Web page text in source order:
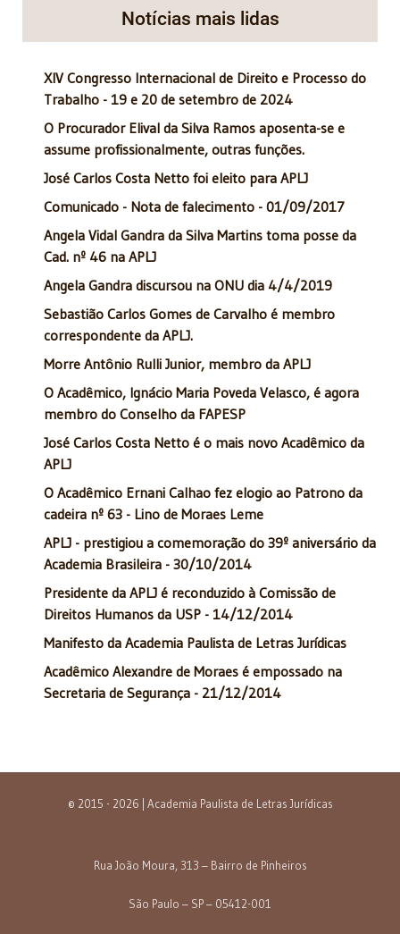
Notícias mais lidas
XIV Congresso Internacional de Direito e Processo do
Trabalho - 19 e 20 de setembro de 2024
O Procurador Elival da Silva Ramos aposenta-se e
assume profissionalmente, outras funções.
José Carlos Costa Netto foi eleito para APLJ
Comunicado - Nota de falecimento - 01/09/2017
Angela Vidal Gandra da Silva Martins toma posse da
Cad. nº 46 na APLJ
Angela Gandra discursou na ONU dia 4/4/2019
Sebastião Carlos Gomes de Carvalho é membro
correspondente da APLJ.
Morre Antônio Rulli Junior, membro da APLJ
O Acadêmico, Ignácio Maria Poveda Velasco, é agora
membro do Conselho da FAPESP
José Carlos Costa Netto é o mais novo Acadêmico da
APLJ
O Acadêmico Ernani Calhao fez elogio ao Patrono da
cadeira nº 63 - Lino de Moraes Leme
APLJ - prestigiou a comemoração do 39º aniversário da
Academia Brasileira - 30/10/2014
Presidente da APLJ é reconduzido à Comissão de
Direitos Humanos da USP - 14/12/2014
Manifesto da Academia Paulista de Letras Jurídicas
Acadêmico Alexandre de Moraes é empossado na
Secretaria de Segurança - 21/12/2014
© 2015 - 2026 | Academia Paulista de Letras Jurídicas
Rua João Moura, 313 – Bairro de Pinheiros
São Paulo – SP – 05412-001